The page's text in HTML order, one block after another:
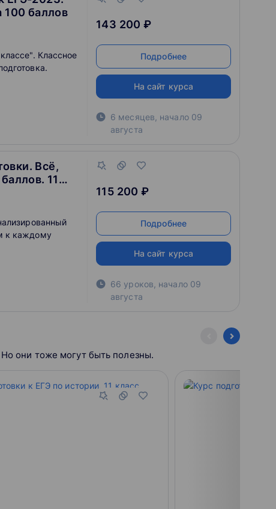
100 баллов
Классное
143 200 ₽
Подробнее
На сайт курса
6 месяцев начало 09
августа
Всё,
11
к каждому
115 200 ₽
Подробнее
На сайт курса
66 уроков начало 09
августа
они тоже могут быть полезны.